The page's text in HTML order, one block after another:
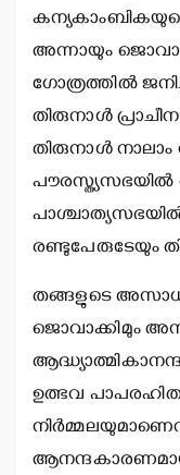
അന്നായും
ഗോത്രത്തില്‍
തിരുനാള്‍
തിരുനാള്‍
രണ്ടുപേരുടേയും
തങ്ങളുടെ
ജൊവാക്കിമും
ഉത്ഭവ